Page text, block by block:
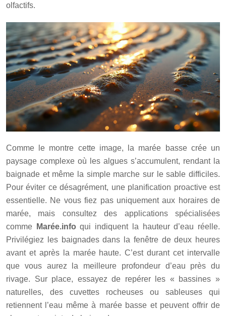
olfactifs.
Comme le montre cette image, la marée basse crée un
paysage complexe où les algues s’accumulent, rendant la
baignade et même la simple marche sur le sable difficiles.
Pour éviter ce désagrément, une planification proactive est
essentielle. Ne vous fiez pas uniquement aux horaires de
marée, mais consultez des applications spécialisées
comme
Marée.info qui indiquent la hauteur d’eau réelle.
Privilégiez les baignades dans la fenêtre de deux heures
avant et après la marée haute. C’est durant cet intervalle
que vous aurez la meilleure profondeur d’eau près du
rivage. Sur place, essayez de repérer les « bassines »
naturelles, des cuvettes rocheuses ou sableuses qui
retiennent l’eau même à marée basse et peuvent offrir de